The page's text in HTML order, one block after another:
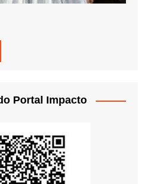
Portal Impacto